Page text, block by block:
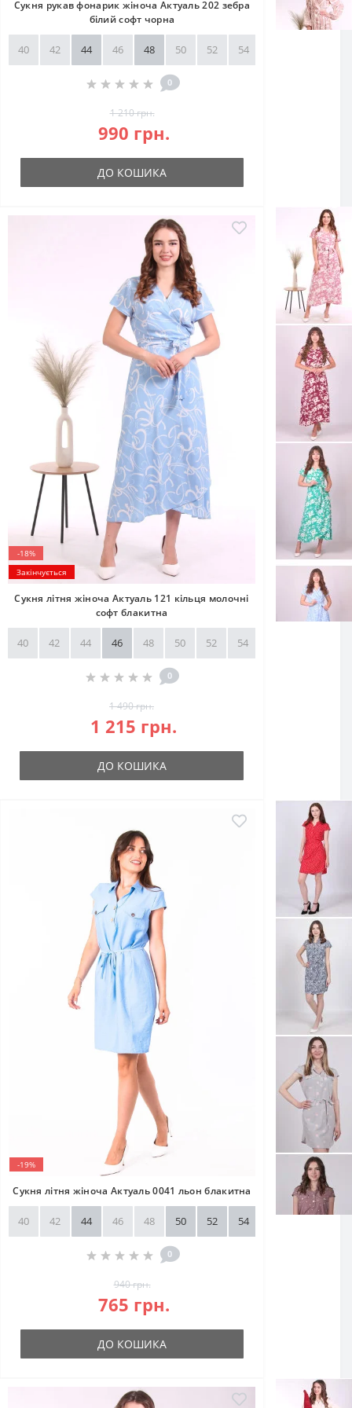
Сукня рукав фонарик жіноча Актуаль 202 зебра
білий софт чорна
40 42 44 46 48 50 52 54
0
1 210 грн.
990 грн.
ДО КОШИКА
-18%
Закінчується
Сукня літня жіноча Актуаль 121 кільця молочні
софт блакитна
40 42 44 46 48 50 52 54
0
1 490 грн.
1 215 грн.
ДО КОШИКА
-19%
Сукня літня жіноча Актуаль 0041 льон блакитна
40 42 44 46 48 50 52 54
0
940 грн.
765 грн.
ДО КОШИКА